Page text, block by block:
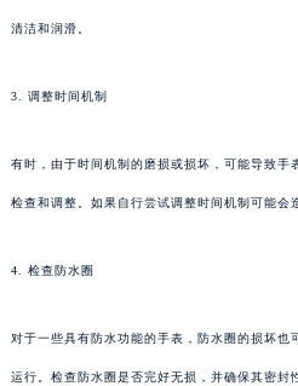
清洁和润滑。
3. 调整时间机制
有时，由于时间机制的磨损或损坏，可能导致手
检查和调整。如果自行尝试调整时间机制可能会
4. 检查防水圈
对于一些具有防水功能的手表，防水圈的损坏也
运行。检查防水圈是否完好无损，并确保其密封